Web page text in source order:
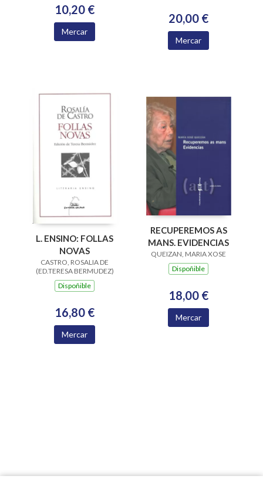
10,20 €
Mercar
20,00 €
Mercar
L. ENSINO: FOLLAS
NOVAS
CASTRO, ROSALIA DE
(ED.TERESA BERMUDEZ)
Dispoñible
16,80 €
Mercar
RECUPEREMOS AS
MANS. EVIDENCIAS
QUEIZAN, MARIA XOSE
Dispoñible
18,00 €
Mercar